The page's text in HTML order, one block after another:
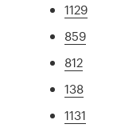
1129
859
812
138
1131